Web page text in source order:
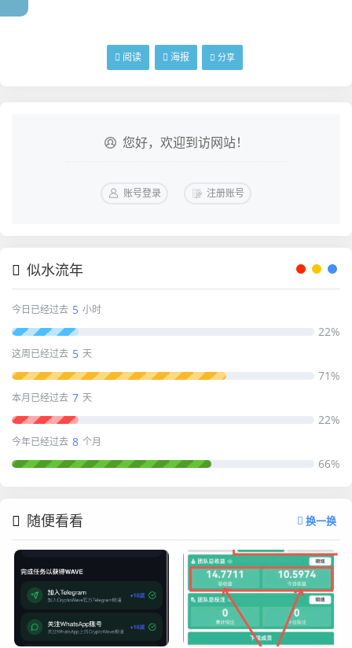
阅读 海报 分享
您好，欢迎到访网站！
账号登录 注册账号
似水流年
今日已经过去 5 小时
22%
这周已经过去 5 天
71%
本月已经过去 7 天
22%
今年已经过去 8 个月
66%
随便看看 换一换